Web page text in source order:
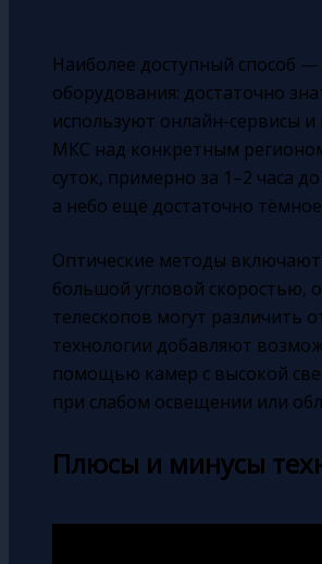
Наиболее доступный способ
оборудования: достаточно
используют онлайн-сервисы
МКС над конкретным
суток, примерно за 1–2 часа
а небо ещё достаточно
Оптические методы включают
большой угловой скоростью,
телескопов могут различить
технологии добавляют
помощью камер с высокой
при слабом освещении или
Плюсы и минусы